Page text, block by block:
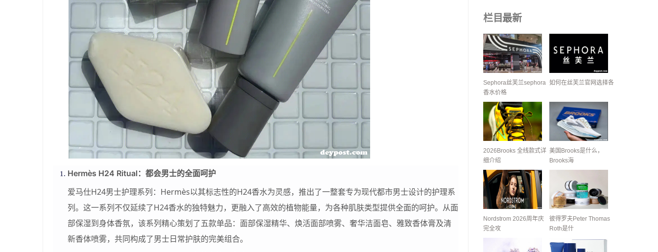
Hermès H24 Ritual：都会男士的全面呵护
爱马仕H24男士护理系列：Hermès以其标志性的H24香水为灵感，推出了一整套专为现代都市男士设计的护理系
列。这一系列不仅延续了H24香水的独特魅力，更融入了高效的植物能量，为各种肌肤类型提供全面的呵护。从面
部保湿到身体香氛，该系列精心策划了五款单品：面部保湿精华、焕活面部喷雾、奢华洁面皂、雅致香体膏及清
新香体喷雾，共同构成了男士日常护肤的完美组合。
栏目最新
Sephora丝芙兰sephora
香水价格
如何在丝芙兰官网选择各
2026Brooks 全线款式详
细介绍
美国Brooks是什么，
Brooks海
Nordstrom 2026周年庆
完全攻
彼得罗夫Peter Thomas
Roth是什